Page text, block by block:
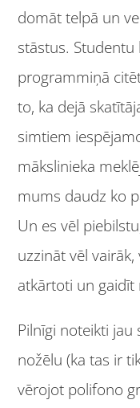
domāt telpā un
stāstus.
programmiņā
to, ka dejā
simtiem
mākslinieka
mums daudz ko
Un es vēl
uzzināt vēl
atkārtoti un gaidīt
Pilnīgi noteikti
nožēlu (ka tas ir
vērojot polifono